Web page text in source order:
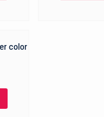
Las
pueden
elegir
color
Este